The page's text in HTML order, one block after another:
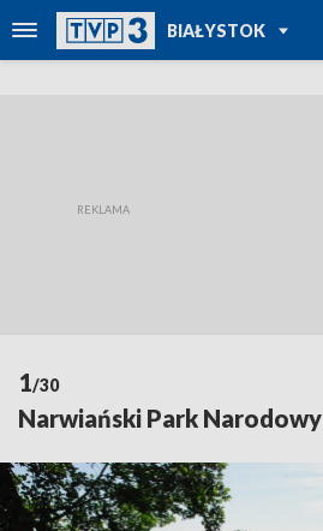
BIAŁYSTOK
TVP REGIONY
1/30
Narwiański Park Narodowy